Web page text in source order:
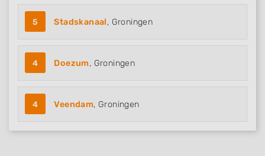
5 Stadskanaal, Groningen
4 Doezum, Groningen
4 Veendam, Groningen